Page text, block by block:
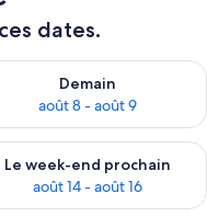
dates.
7 - août 8
Demain
août 8 - août 9
la disponibilité pour
août 7 - août 9
Le week-end prochain
août 14 - août 16
la disponibilité pour